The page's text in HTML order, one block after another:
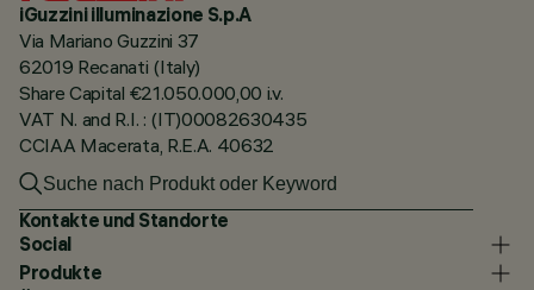
iGuzzini illuminazione S.p.A
Via Mariano Guzzini 37
62019 Recanati (Italy)
Share Capital €21.050.000,00 i.v.
VAT N. and R.I. : (IT)00082630435
CCIAA Macerata, R.E.A. 40632
Kontakte und Standorte
Social
Produkte